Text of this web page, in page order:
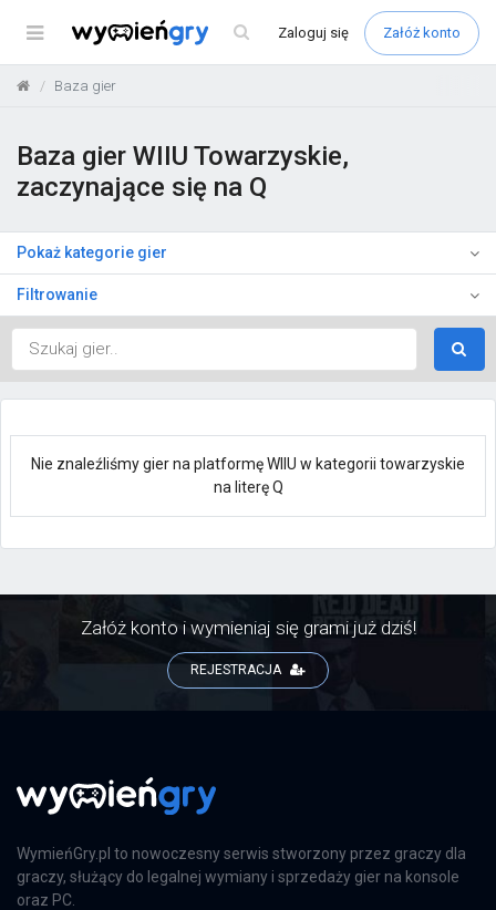
Menu Zaloguj się Załóż konto
Baza gier
Baza gier WIIU Towarzyskie,
zaczynające się na Q
Pokaż kategorie gier
Filtrowanie
Nie znaleźliśmy gier na platformę WIIU w kategorii towarzyskie
na literę Q
Załóż konto i wymieniaj się grami już dziś!
REJESTRACJA
WymieńGry.pl to nowoczesny serwis stworzony przez graczy dla
graczy, służący do legalnej wymiany i sprzedaży gier na konsole
oraz PC.